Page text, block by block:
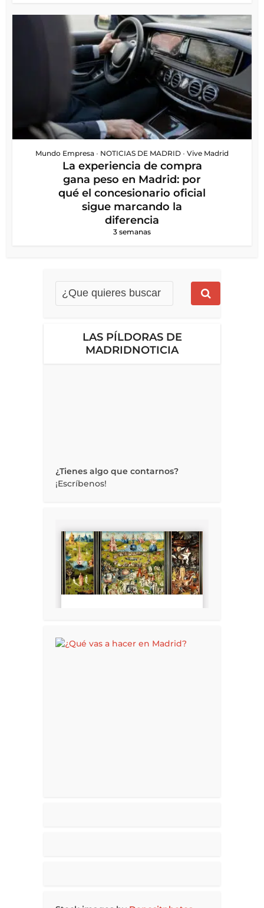
Mundo Empresa • NOTICIAS DE MADRID • Vive Madrid
La experiencia de compra
gana peso en Madrid: por
qué el concesionario oficial
sigue marcando la
diferencia
3 semanas
LAS PÍLDORAS DE
MADRIDNOTICIA
¿Tienes algo que contarnos?
¡Escríbenos!